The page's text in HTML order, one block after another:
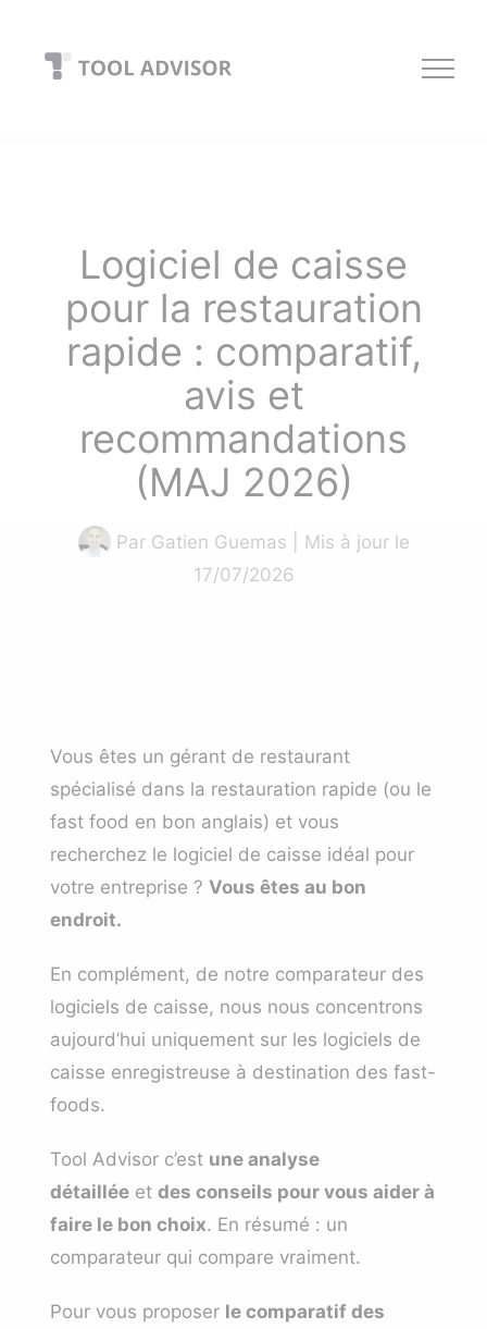
content
Logiciel de caisse
pour la restauration
rapide : comparatif,
avis et
recommandations
(MAJ 2026)
Par Gatien Guemas | Mis à jour le
17/07/2026
Vous êtes un gérant de restaurant
spécialisé dans la restauration rapide (ou le
fast food en bon anglais) et vous
recherchez le logiciel de caisse idéal pour
votre entreprise ? Vous êtes au bon
endroit.
En complément, de notre comparateur des
logiciels de caisse, nous nous concentrons
aujourd’hui uniquement sur les logiciels de
caisse enregistreuse à destination des fast-
foods.
Tool Advisor c’est une analyse
détaillée et des conseils pour vous aider à
faire le bon choix. En résumé : un
comparateur qui compare vraiment.
Pour vous proposer le comparatif des